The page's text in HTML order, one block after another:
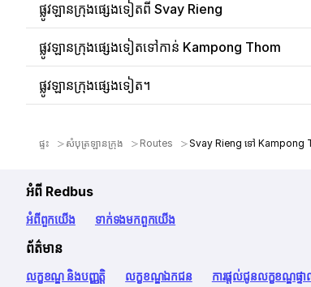
ផ្លូវឡានក្រុងផ្សេងទៀតពី Svay Rieng
ផ្លូវឡានក្រុងផ្សេងទៀតទៅកាន់ Kampong Thom
ផ្លូវឡានក្រុងផ្សេងទៀត។
ផ្ទះ សំបុត្រឡានក្រុង Routes Svay Rieng ទៅ Kampong
អំពី Redbus
អំពី​ពួក​យើង ទាក់ទង​មក​ពួក​យើង
ព័ត៌មាន
លក្ខខណ្ឌ និងបញ្ញត្តិ លក្ខខណ្ឌឯកជន ការផ្តល់ជូនលក្ខខណ្ឌផ្ទា